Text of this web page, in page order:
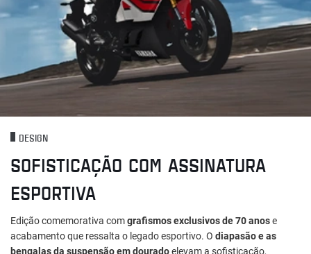
DESIGN
SOFISTICAÇÃO COM ASSINATURA
ESPORTIVA
Edição comemorativa comgrafismos exclusivos de 70 anose
acabamento que ressalta o legado esportivo. O diapasão e as
bengalas da suspensão em douradoelevam a sofisticação,